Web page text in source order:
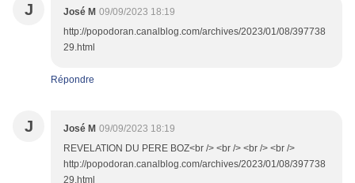
J José M 09/09/2023 18:19
http://popodoran.canalblog.com/archives/2023/01/08/397738
29.html
Répondre
J José M 09/09/2023 18:19
REVELATION DU PERE BOZ<br /> <br /> <br /> <br />
http://popodoran.canalblog.com/archives/2023/01/08/397738
29.html